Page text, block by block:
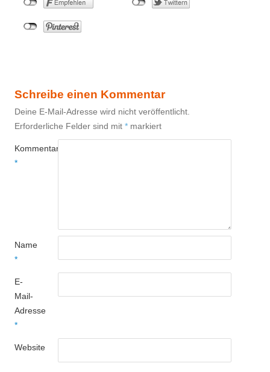
Schreibe einen Kommentar
Deine E-Mail-Adresse wird nicht veröffentlicht.
Erforderliche Felder sind mit * markiert
Kommentar
*
Name
*
E-
Mail-
Adresse
*
Website